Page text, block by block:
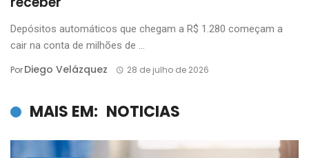
Depósitos automáticos que chegam a R$ 1.280 começam a
cair na conta de milhões de ...
PorDiego Velázquez 28 de julho de 2026
MAIS EM: NOTICIAS